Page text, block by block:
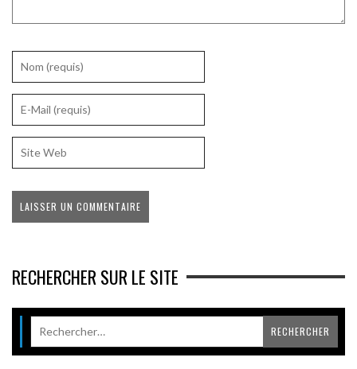
RECHERCHER SUR LE SITE